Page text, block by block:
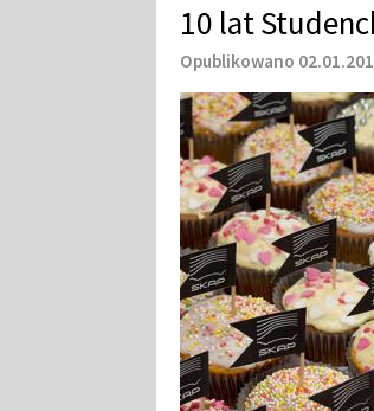
10 lat
Opublikowano